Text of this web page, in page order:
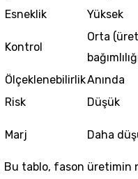
Esneklik
Yüksek
Kontrol
Orta
ÖlçeklenebilirlikAnında
Risk
Düşük
Marj Daha
Bu tablo, fason üretimin